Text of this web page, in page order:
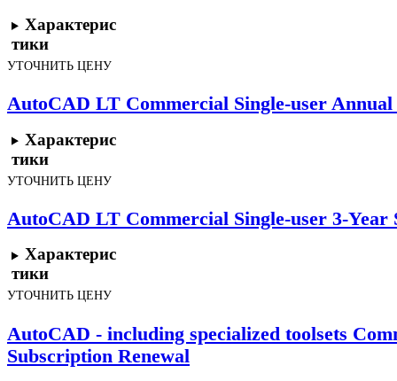
Характерис
тики
УТОЧНИТЬ ЦЕНУ
AutoCAD LT Commercial Single-user
Характерис
тики
УТОЧНИТЬ ЦЕНУ
AutoCAD LT Commercial Single-user 3-Year
Характерис
тики
УТОЧНИТЬ ЦЕНУ
AutoCAD - including specialized toolsets
Subscription Renewal